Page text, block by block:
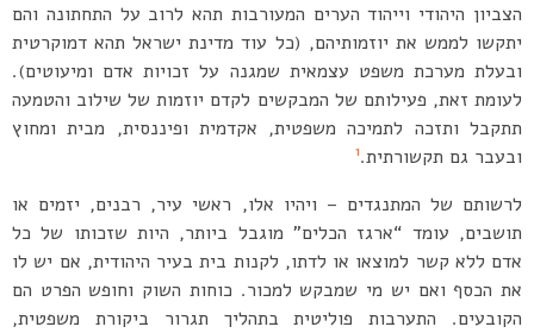
הצביון היהודי וייהוד הערים המעורבות תהא לרוב על התחתונה והם
יתקשו לממש את יוזמותיהם, (כל עוד מדינת ישראל תהא דמוקרטית
ובעלת מערכת משפט עצמאית שמגנה על זכויות אדם ומיעוטים).
לעומת זאת, פעילותם של המבקשים לקדם יוזמות של שילוב והטמעה
תתקבל ותזכה לתמיכה משפטית, אקדמית ופיננסית, מבית ומחוץ
ובעבר גם תקשורתית.1
לרשותם של המתנגדים – ויהיו אלו, ראשי עיר, רבנים, יזמים או
תושבים, עומד “ארגז הכלים” מוגבל ביותר, היות שזכותו של כל
אדם ללא קשר למוצאו או לדתו, לקנות בית בעיר היהודית, אם יש לו
את הכסף ואם יש מי שמבקש למכור. כוחות השוק וחופש הפרט הם
הקובעים. התערבות פוליטית בתהליך תגרור ביקורת משפטית,